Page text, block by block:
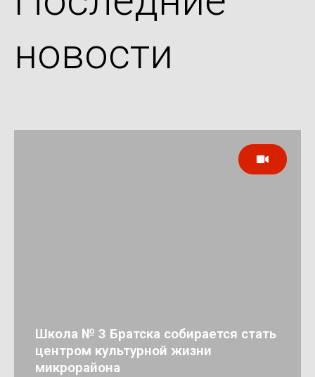
новости
Школа № 3 Братска собирается стать
центром культурной жизни
микрорайона